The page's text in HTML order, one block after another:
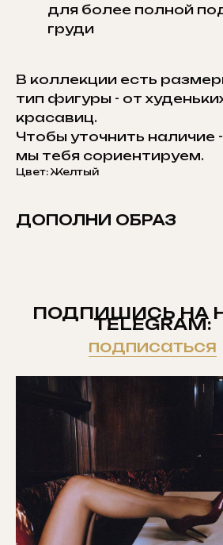
для более полной
груди
В коллекции есть
тип фигуры - от
красавиц.
Чтобы уточнить наличие
мы тебя сориентируем.
Цвет: Желтый
ДОПОЛНИ ОБРАЗ
ПОДПИШИСЬ НА
TELEGRAM:
подписаться